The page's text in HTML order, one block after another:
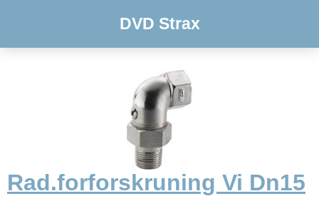
DVD Strax
Rad.forforskruning Vi Dn15